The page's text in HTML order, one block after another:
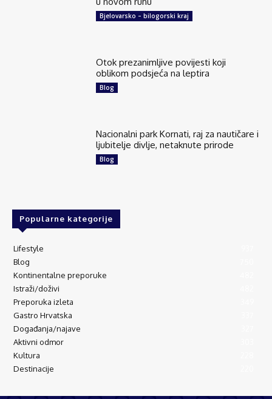
Bjelovarsko – bilogorski kraj
Otok prezanimljive povijesti koji
oblikom podsjeća na leptira
Blog
Nacionalni park Kornati, raj za nautičare i
ljubitelje divlje, netaknute prirode
Blog
Popularne kategorije
Lifestyle
Blog
Kontinentalne preporuke
Istraži/doživi
Preporuka izleta
Gastro Hrvatska
Događanja/najave
Aktivni odmor
Kultura
Destinacije